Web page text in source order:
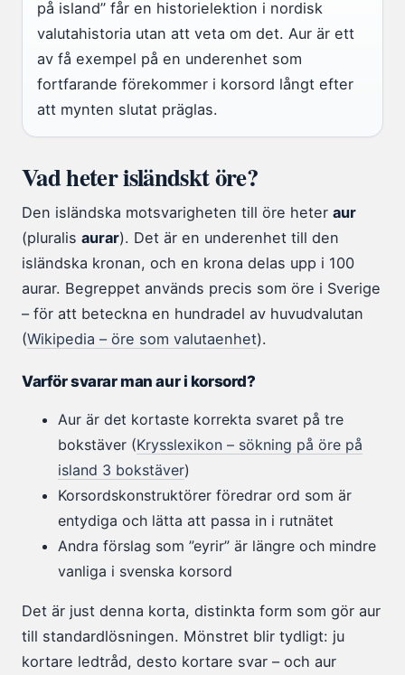
på island” får en historielektion i nordisk
valutahistoria utan att veta om det. Aur är ett
av få exempel på en underenhet som
fortfarande förekommer i korsord långt efter
att mynten slutat präglas.
Vad heter isländskt öre?
Den isländska motsvarigheten till öre heter aur
(pluralis aurar). Det är en underenhet till den
isländska kronan, och en krona delas upp i 100
aurar. Begreppet används precis som öre i Sverige
– för att beteckna en hundradel av huvudvalutan
(Wikipedia – öre som valutaenhet).
Varför svarar man aur i korsord?
Aur är det kortaste korrekta svaret på tre
bokstäver (Krysslexikon – sökning på öre på
island 3 bokstäver)
Korsordskonstruktörer föredrar ord som är
entydiga och lätta att passa in i rutnätet
Andra förslag som ”eyrir” är längre och mindre
vanliga i svenska korsord
Det är just denna korta, distinkta form som gör aur
till standardlösningen. Mönstret blir tydligt: ju
kortare ledtråd, desto kortare svar – och aur